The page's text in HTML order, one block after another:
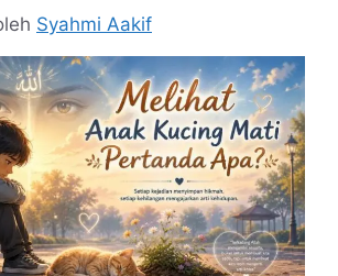
Syahmi Aakif